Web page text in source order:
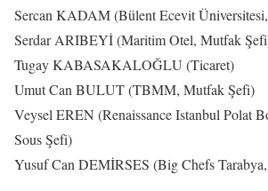
Sercan KADAM (Bülent Ecevit
Serdar ARIBEYİ (Maritim Otel, Mutfak
Tugay KABASAKALOĞLU (Ticaret)
Umut Can BULUT (TBMM, Mutfak Şefi)
Veysel EREN (Renaissance Istanbul Polat
Sous Şefi)
Yusuf Can DEMİRSES (Big Chefs